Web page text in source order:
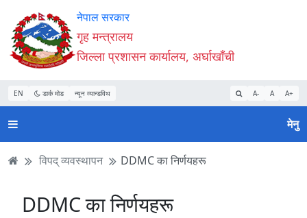
Accessibility
Mode
सुरु
गर्नुहोस्
सामाग्री
पढ्नुहाेस्
नेभिगेसन
पढ्नुहाेस्
वेबसाइट
खोजमा
जानुहोस्
नेपाल सरकार
गृह मन्त्रालय
जिल्ला प्रशासन कार्यालय, अर्घाखाँची
EN डार्क मोड न्यून व्यान्डविथ A- A A+
मेनु
विपद् व्यवस्थापन DDMC का निर्णयहरू
DDMC का निर्णयहरू